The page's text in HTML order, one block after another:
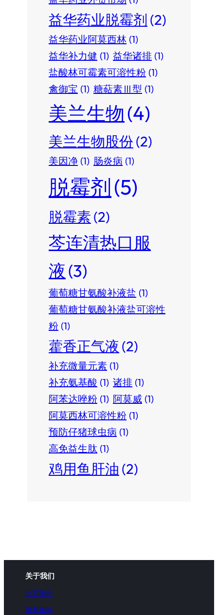
益华药业脱霉剂 (2)
益华药业阿莫西林 (1)
益华补力健 (1) 益华诸排 (1)
盐酸林可霉素可溶性粉 (1)
禽御宝 (1) 糖萜素Ⅲ型 (1)
美兰生物(4)
美兰生物股份(2)
美因净 (1) 肠炎病 (1)
脱霉剂(5)
脱霉素(2)
芩连清热口服
液(3)
葡萄糖甘氨酸补液盐 (1)
葡萄糖甘氨酸补液盐可溶性
粉 (1)
藿香正气液 (2)
补充微量元素 (1)
补充氨基酸 (1) 诸排 (1)
阿苯达唑粉 (1) 阿莫威 (1)
阿莫西林可溶性粉 (1)
预防仔猪球虫病 (1)
高免益生肽 (1)
鸡用鱼肝油 (2)
关于我们
公司简介
隐私条款